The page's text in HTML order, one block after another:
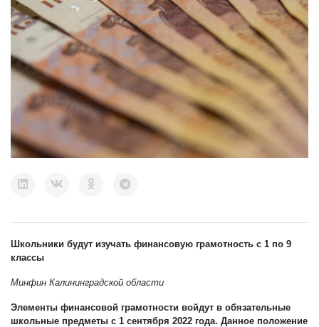
Школьники будут изучать финансовую грамотность с 1 по 9
классы
Минфин Калининградской области
Элементы финансовой грамотности войдут в обязательные
школьные предметы с 1 сентября 2022 года. Данное положение